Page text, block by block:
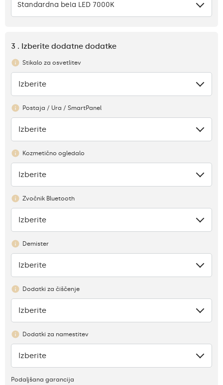
Standardna bela LED 7000K
3 . Izberite dodatne dodatke
Stikalo za osvetlitev
Ni
Izberite
Postaja / Ura / SmartPanel
Ni
Izberite
Kozmetično ogledalo
Ni
Izberite
Zvočnik Bluetooth
Ni
Izberite
Demister
Ni
Izberite
Dodatki za čiščenje
Ni
Izberite
Dodatki za namestitev
Ni
Izberite
Podaljšana garancija